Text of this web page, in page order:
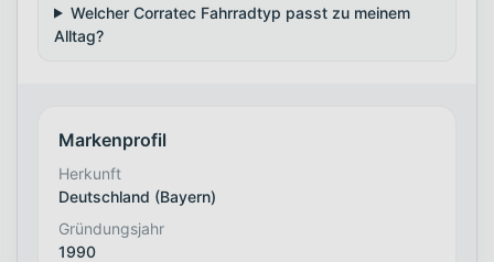
Welcher Corratec Fahrradtyp passt zu meinem
Alltag?
Markenprofil
Herkunft
Deutschland (Bayern)
Gründungsjahr
1990